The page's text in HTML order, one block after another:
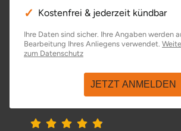
Kostenfrei & jederzeit kündbar
Ihre Daten sind sicher. Ihre Angaben werden
Bearbeitung Ihres Anliegens verwendet.
zum Datenschutzöffnet in neuem Fenster
JETZT ANMELDEN